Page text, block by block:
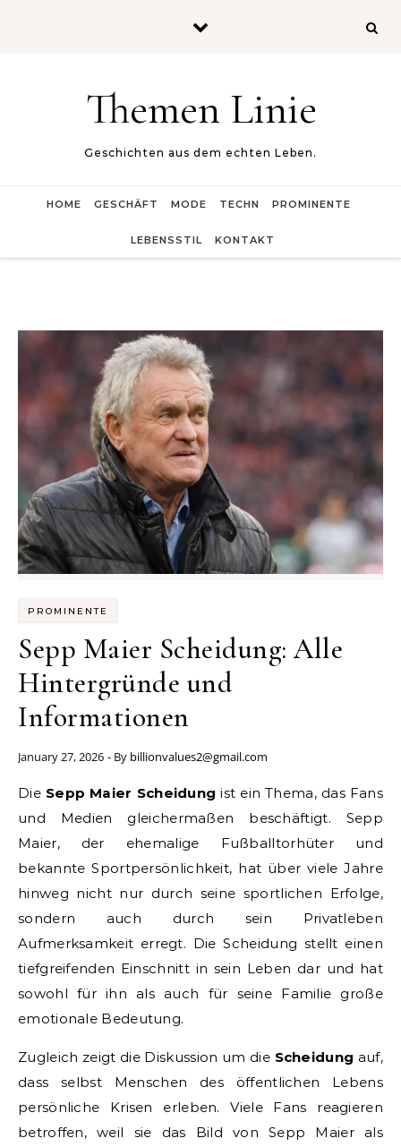
Themen Linie
Geschichten aus dem echten Leben.
HOME GESCHÄFT MODE TECHN PROMINENTE
LEBENSSTIL KONTAKT
PROMINENTE
Sepp Maier Scheidung: Alle
Hintergründe und
Informationen
January 27, 2026 - By billionvalues2@gmail.com
Die Sepp Maier Scheidung ist ein Thema, das Fans
und Medien gleichermaßen beschäftigt. Sepp
Maier, der ehemalige Fußballtorhüter und
bekannte Sportpersönlichkeit, hat über viele Jahre
hinweg nicht nur durch seine sportlichen Erfolge,
sondern auch durch sein Privatleben
Aufmerksamkeit erregt. Die Scheidung stellt einen
tiefgreifenden Einschnitt in sein Leben dar und hat
sowohl für ihn als auch für seine Familie große
emotionale Bedeutung.
Zugleich zeigt die Diskussion um die Scheidung auf,
dass selbst Menschen des öffentlichen Lebens
persönliche Krisen erleben. Viele Fans reagieren
betroffen, weil sie das Bild von Sepp Maier als